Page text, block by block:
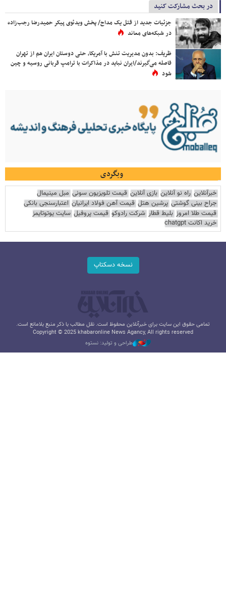
در بحث مشارکت کنید
جزئیات جدید از قتل یک مداح/ پخش ویدئوی پیکر حمیدرضا رجب‌زاده
در شبکه‌های معاند
ظریف: بدون مدیریت تنش با آمریکا، حتی دوستان ایران هم از تهران
فاصله می‌گیرند/ایران نباید در مذاکرات با ترامپ قربانی روسیه و چین
شود
وبگردی
خبرآنلاین راه نو آنلاین بازی آنلاین قیمت تلویزیون سونی مبل مینیمال
جراح بینی گوشتی پرشین هتل قیمت آهن فولاد ایرانیان اعتبارسنجی بانکی
قیمت طلا امروز بلیط قطار شرکت رادوکو قیمت پروفیل سایت یوتوتایمز
خرید اکانت chatgpt
نسخه دسکتاپ
تمامی حقوق این سایت برای خبرآنلاین محفوظ است. نقل مطالب با ذکر منبع بلامانع است.
Copyright © 2025 khabaronline News Agancy, All rights reserved
طراحی و تولید: نستوه